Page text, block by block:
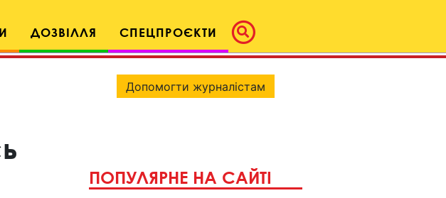
ДОЗВІЛЛЯ СПЕЦПРОЄКТИ
Допомогти журналістам
ПОПУЛЯРНЕ НА САЙТІ